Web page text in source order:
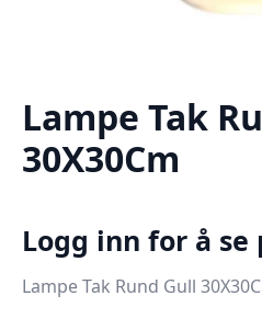
Lampe Tak
30X30Cm
Logg inn for å se
Lampe Tak Rund Gull